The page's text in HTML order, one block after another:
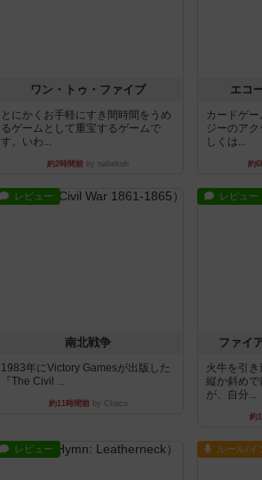
ワン・トゥ・ファイブ
とにかくお手軽にすき間時間をうめ
るゲームとして重宝するゲームで
す。いわ...
約2時間前 by nabekoh
エコ
カードゲ
ジーのア
しくは...
約6
レビュー
南北戦争
1983年にVictory Gamesが出版した
『The Civil ...
約11時間前by Chaco
レビュー
ファイ
火牛を引き
縦か斜めで
が、自分...
約
レビュー ルール/イ